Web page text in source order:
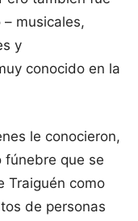
musicales,
y
conocido en la
le conocieron,
fúnebre que se
Traiguén como
de personas